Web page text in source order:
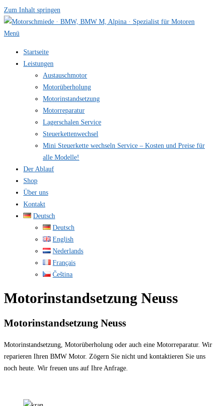
Zum Inhalt springen
Menü
Startseite
Leistungen
Austauschmotor
Motorüberholung
Motorinstandsetzung
Motorreparatur
Lagerschalen Service
Steuerkettenwechsel
Mini Steuer­kette wechseln Service – Kosten und Preise für
alle Modelle!
Der Ablauf
Shop
Über uns
Kontakt
Deutsch
Deutsch
English
Nederlands
Français
Čeština
Motorinstandsetzung Neuss
Motorinstandsetzung Neuss
Motorinstandsetzung, Motorüberholung oder auch eine Motorreparatur. Wir
reparieren Ihren BMW Motor. Zögern Sie nicht und kontaktieren Sie uns
noch heute. Wir freuen uns auf Ihre Anfrage.